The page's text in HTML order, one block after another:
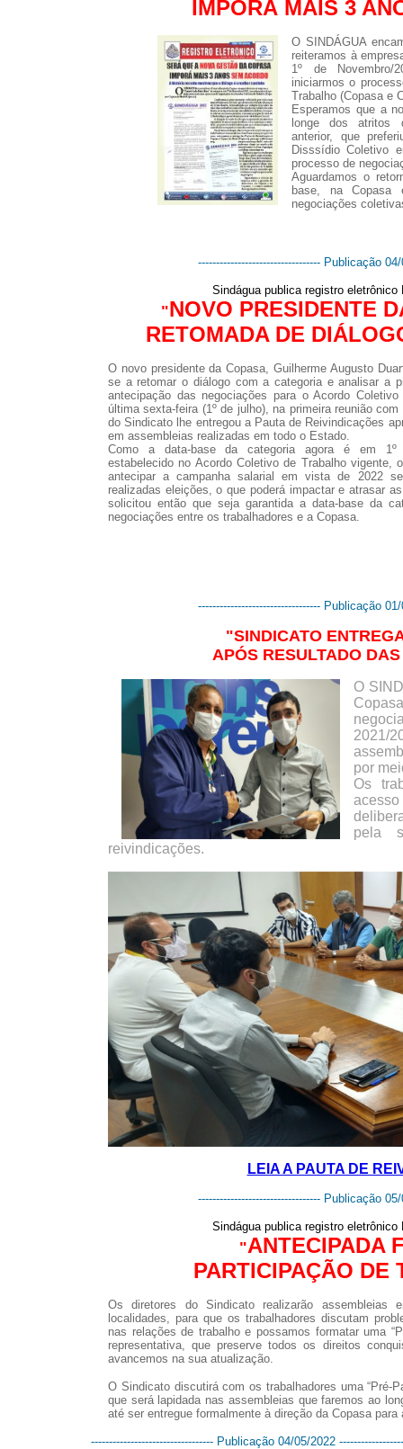
IMPORÁ MAIS 3
O SINDÁGUA
reiteramos à
1º de Novembro/
iniciarmos o
Trabalho (Copasa e
Esperamos que a
longe dos atritos
anterior, que
Disssídio Coletivo
processo de
Aguardamos o
base, na
negociações
---------------------------------- Publicação
Sindágua publica registro
"NOVO PRESIDENTE
RETOMADA DE
O novo presidente da Copasa, Guilherme Augusto
se a retomar o diálogo com a categoria e analisar a
antecipação das negociações para o Acordo
última sexta-feira (1º de julho), na primeira reunião
do Sindicato lhe entregou a Pauta de Reivindicações
em assembleias realizadas em todo o Estado.
Como a data-base da categoria agora é em 1º
estabelecido no Acordo Coletivo de Trabalho vigente,
antecipar a campanha salarial em vista de 2022
realizadas eleições, o que poderá impactar e atrasar
solicitou então que seja garantida a data-base da
negociações entre os trabalhadores e a Copasa.
---------------------------------- Publicação
"SINDICATO
APÓS RESULTADO
O
2021/
por
Os
pela
reivindicações.
LEIA A PAUTA DE
---------------------------------- Publicação
Sindágua publica registro
"ANTECIPADA
PARTICIPAÇÃO DE
Os diretores do Sindicato realizarão assembleias
localidades, para que os trabalhadores discutam
nas relações de trabalho e possamos formatar uma
representativa, que preserve todos os direitos
avancemos na sua atualização.
O Sindicato discutirá com os trabalhadores uma “Pré-
que será lapidada nas assembleias que faremos ao
até ser entregue formalmente à direção da Copasa
---------------------------------- Publicação 04/05/2022